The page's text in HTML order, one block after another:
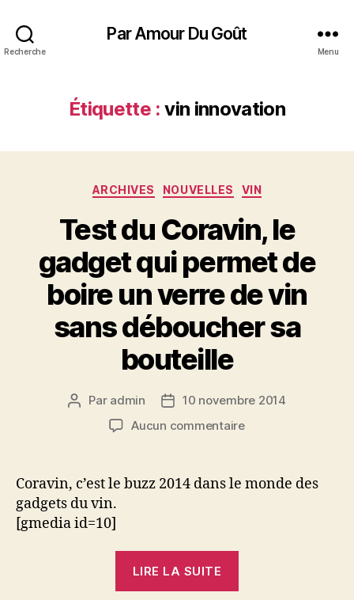
Recherche
Par Amour Du Goût
Menu
Étiquette : vin innovation
Catégories
ARCHIVES NOUVELLES VIN
Test du Coravin, le
gadget qui permet de
boire un verre de vin
sans déboucher sa
bouteille
Auteur
l’article
Par admin
Date10 novembre 2014
Aucun commentairesur
Coravin,
Coravin, c’est le buzz 2014 dans le monde des
gadgets du vin.
[gmedia id=10]
LIRE LA SUITE